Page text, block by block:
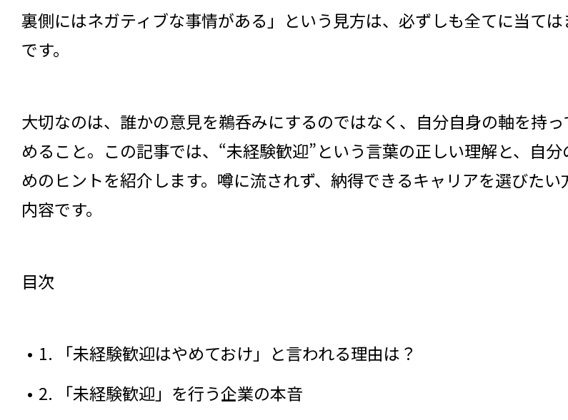
裏側にはネガティブな事情がある」という見方は、必ずしも全てに当て
です。
大切なのは、誰かの意見を鵜呑みにするのではなく、自分自身の軸を持
めること。この記事では、“未経験歓迎”という言葉の正しい理解と、自
めのヒントを紹介します。噂に流されず、納得できるキャリアを選びた
内容です。
目次
1. 「未経験歓迎はやめておけ」と言われる理由は？
2. 「未経験歓迎」を行う企業の本音